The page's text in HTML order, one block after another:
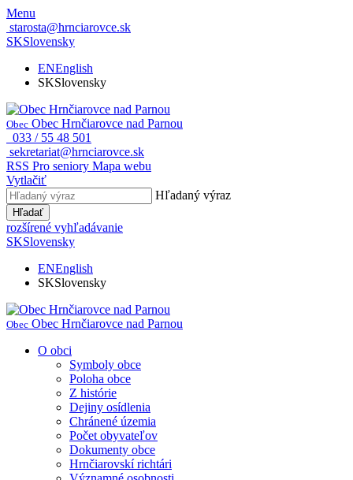
Menu
starosta@hrnciarovce.sk
SKSlovensky
ENEnglish
SKSlovensky
Obec Obec Hrnčiarovce nad Parnou
033 / 55 48 501
sekretariat@hrnciarovce.sk
RSS Pro seniory Mapa webu
Vytlačiť
Hľadaný výraz
Hľadať
rozšírené vyhľadávanie
SKSlovensky
ENEnglish
SKSlovensky
Obec Obec Hrnčiarovce nad Parnou
O obci
Symboly obce
Poloha obce
Z histórie
Dejiny osídlenia
Chránené územia
Počet obyvateľov
Dokumenty obce
Hrnčiarovskí richtári